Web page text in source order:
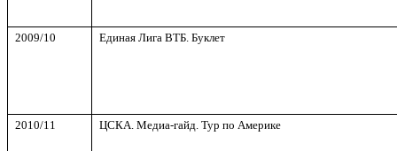
2009/10 Единая Лига ВТБ. Буклет
2010/11 ЦСКА. Медиа-гайд. Тур по Америке